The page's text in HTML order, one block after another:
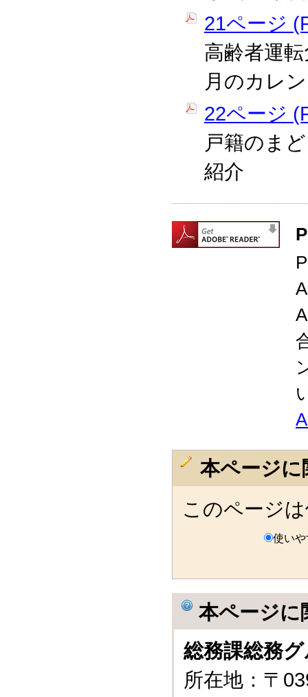
21ページ
高齢者運
月のカレ
22ページ
戸籍のま
紹介
本ページ
このページ
使い
本ページに
総務課総務
所在地：〒